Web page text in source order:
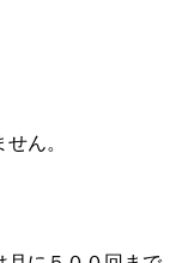
ん。